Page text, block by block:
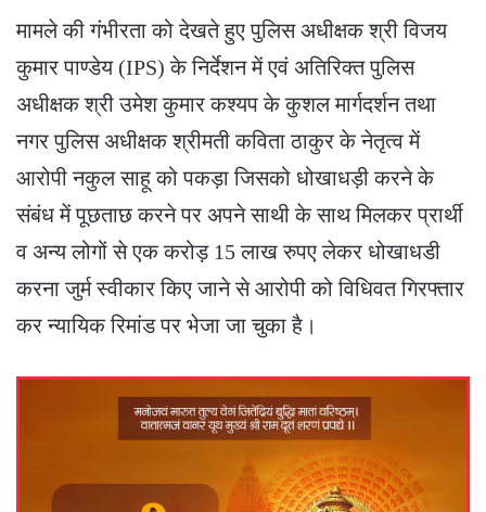
मामले की गंभीरता को देखते हुए पुलिस अधीक्षक श्री विजय
कुमार पाण्डेय (IPS) के निर्देशन में एवं अतिरिक्त पुलिस
अधीक्षक श्री उमेश कुमार कश्यप के कुशल मार्गदर्शन तथा
नगर पुलिस अधीक्षक श्रीमती कविता ठाकुर के नेतृत्व में
आरोपी नकुल साहू को पकड़ा जिसको धोखाधड़ी करने के
संबंध में पूछताछ करने पर अपने साथी के साथ मिलकर प्रार्थी
व अन्य लोगों से एक करोड़ 15 लाख रुपए लेकर धोखाधडी
करना जुर्म स्वीकार किए जाने से आरोपी को विधिवत गिरफ्तार
कर न्यायिक रिमांड पर भेजा जा चुका है।